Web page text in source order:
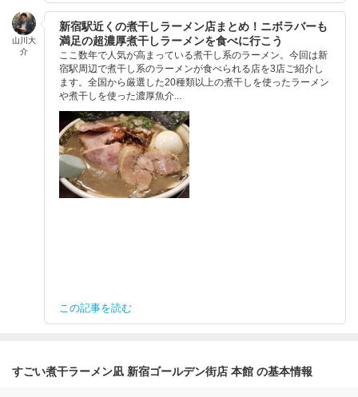
山川大
介
新宿駅近くの煮干しラーメン店まとめ！ニボラバーも
満足の超濃厚煮干しラーメンを食べに行こう
ここ数年で人気が高まっている煮干し系のラーメン。今回は新
宿駅周辺で煮干し系のラーメンが食べられる店を3店ご紹介し
ます。全国から厳選した20種類以上の煮干しを使ったラーメン
や煮干しを使った濃厚魚介...
この記事を読む
すごい煮干ラーメン凪 新宿ゴールデン街店 本館 の基本情報